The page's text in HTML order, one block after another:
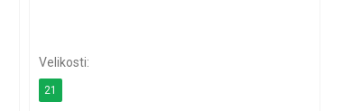
21